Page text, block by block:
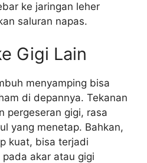
ke jaringan leher
saluran napas.
Gigi Lain
menyamping bisa
di depannya. Tekanan
pergeseran gigi, rasa
yang menetap. Bahkan,
kuat, bisa terjadi
akar atau gigi